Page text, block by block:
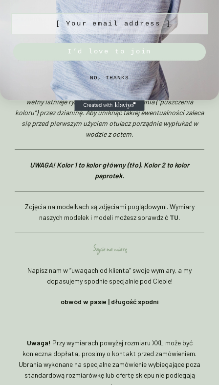
– dzianina rozciąga się swobodnie o 30%
– gramatura materiału 300 g/m²
oferujemy duży wybór kolorów – aktualnie dostępne kolory
wełny merino znajdzieszTUTAJ
Uwaga: Przy łączeniu bardzo jasnych i bardzo ciemnych kolorów
wełny istnieje ryzyko lekkiego zafarbowania (“puszczenia
koloru”) przez dzianinę. Aby uniknąć takiej ewentualności zaleca
się przed pierwszym użyciem otulacz porządnie wypłukać w
wodzie z octem.
UWAGA! Kolor 1 to kolor główny (tło), Kolor 2 to kolor
paprotek.
Zdjęcia na modelkach są zdjęciami poglądowymi. Wymiary
naszych modelek i modeli możesz sprawdzić TU.
Szycie na miarę
Napisz nam w “uwagach od klienta” swoje wymiary, a my
dopasujemy spodnie specjalnie pod Ciebie!
obwód w pasie | długość spodni
Uwaga! Przy wymiarach powyżej rozmiaru XXL może być
konieczna dopłata, prosimy o kontakt przed zamówieniem.
Ubrania wykonane na specjalne zamówienie wybiegające poza
standardową rozmiarówkę lub ofertę sklepu nie podlegają
[ Your email address ]
I’d love to join
NO, THANKS